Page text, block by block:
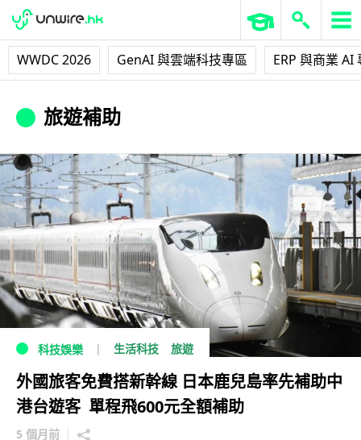
WWDC 2026 GenAI 與雲端科技專區 ERP 與商業 AI
旅遊補助
科技娛樂 生活科技 旅遊
外國旅客免費搭新幹線 日本鹿兒島率先補助中
港台遊客 單程飛600元全額補助
5 個月前